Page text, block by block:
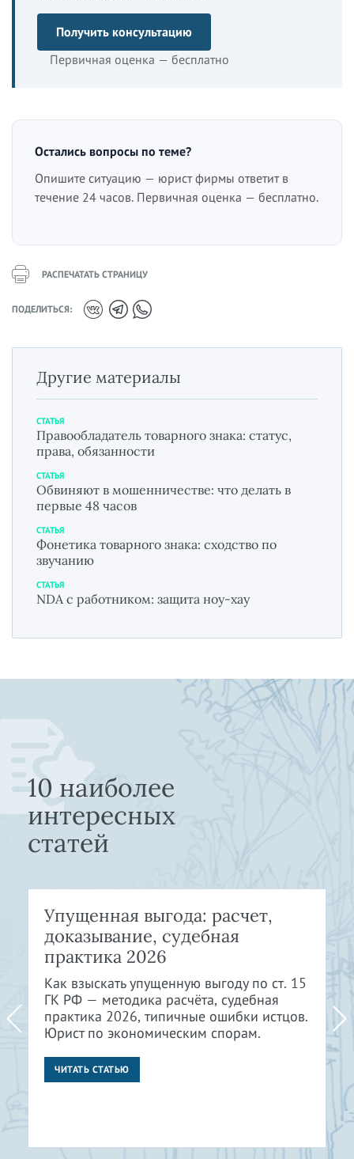
Получить консультацию
Первичная оценка — бесплатно
Остались вопросы по теме?
Опишите ситуацию — юрист фирмы ответит в
течение 24 часов. Первичная оценка — бесплатно.
РАСПЕЧАТАТЬ СТРАНИЦУ
ПОДЕЛИТЬСЯ:
Другие материалы
СТАТЬЯ
Правообладатель товарного знака: статус,
права, обязанности
СТАТЬЯ
Обвиняют в мошенничестве: что делать в
первые 48 часов
СТАТЬЯ
Фонетика товарного знака: сходство по
звучанию
СТАТЬЯ
NDA с работником: защита ноу-хау
10 наиболее
интересных
статей
Упущенная выгода: расчет,
доказывание, судебная
практика 2026
Как взыскать упущенную выгоду по ст. 15
ГК РФ — методика расчёта, судебная
практика 2026, типичные ошибки истцов.
Юрист по экономическим спорам.
ЧИТАТЬ СТАТЬЮ